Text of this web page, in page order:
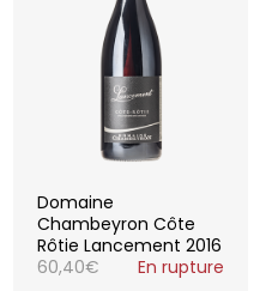
Domaine
Chambeyron Côte
Rôtie Lancement 2016
60,40€ En rupture